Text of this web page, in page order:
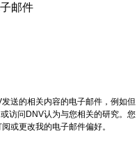
邮件
送的相关内容的电子邮件，例如但
访问DNV认为与您相关的研究。您
或更改我的电子邮件偏好。